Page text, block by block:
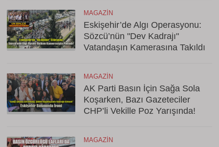
MAGAZIN
Eskişehir’de Algı Operasyonu:
Sözcü’nün "Dev Kadrajı"
Vatandaşın Kamerasına Takıldı
MAGAZIN
AK Parti Basın İçin Sağa Sola
Koşarken, Bazı Gazeteciler
CHP’li Vekille Poz Yarışında!
MAGAZIN